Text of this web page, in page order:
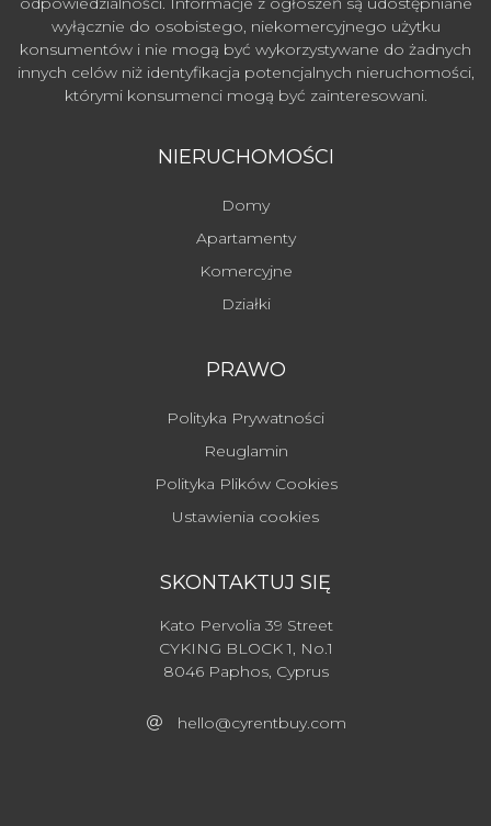
wyłącznie do osobistego, niekomercyjnego użytku
konsumentów i nie mogą być wykorzystywane do żadnych
innych celów niż identyfikacja potencjalnych nieruchomości,
którymi konsumenci mogą być zainteresowani.
NIERUCHOMOŚCI
Domy
Apartamenty
Komercyjne
Działki
PRAWO
Polityka Prywatności
Reuglamin
Polityka Plików Cookies
Ustawienia cookies
SKONTAKTUJ SIĘ
Kato Pervolia 39 Street
CYKING BLOCK 1, No.1
8046 Paphos, Cyprus
hello@cyrentbuy.com